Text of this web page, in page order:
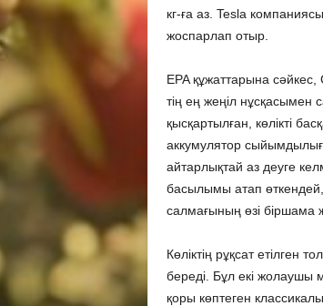
кг-ға аз. Tesla
жоспарлап отыр.
EPA құжаттарына
тің ең жеңіл
қысқартылған, көлікті
аккумулятор
айтарлықтай аз деуге
басылымы атап өткендей,
салмағының өзі біршама
Көліктің рұқсат етілген
береді. Бұл екі жолаушы
қоры көптеген